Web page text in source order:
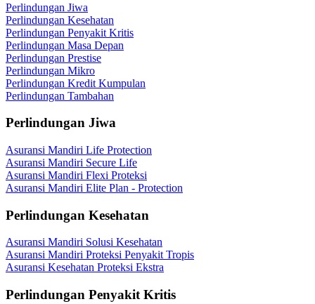
Perlindungan Jiwa
Perlindungan Kesehatan
Perlindungan Penyakit Kritis
Perlindungan Masa Depan
Perlindungan Prestise
Perlindungan Mikro
Perlindungan Kredit Kumpulan
Perlindungan Tambahan
Perlindungan Jiwa
Asuransi Mandiri Life Protection
Asuransi Mandiri Secure Life
Asuransi Mandiri Flexi Proteksi
Asuransi Mandiri Elite Plan - Protection
Perlindungan Kesehatan
Asuransi Mandiri Solusi Kesehatan
Asuransi Mandiri Proteksi Penyakit Tropis
Asuransi Kesehatan Proteksi Ekstra
Perlindungan Penyakit Kritis